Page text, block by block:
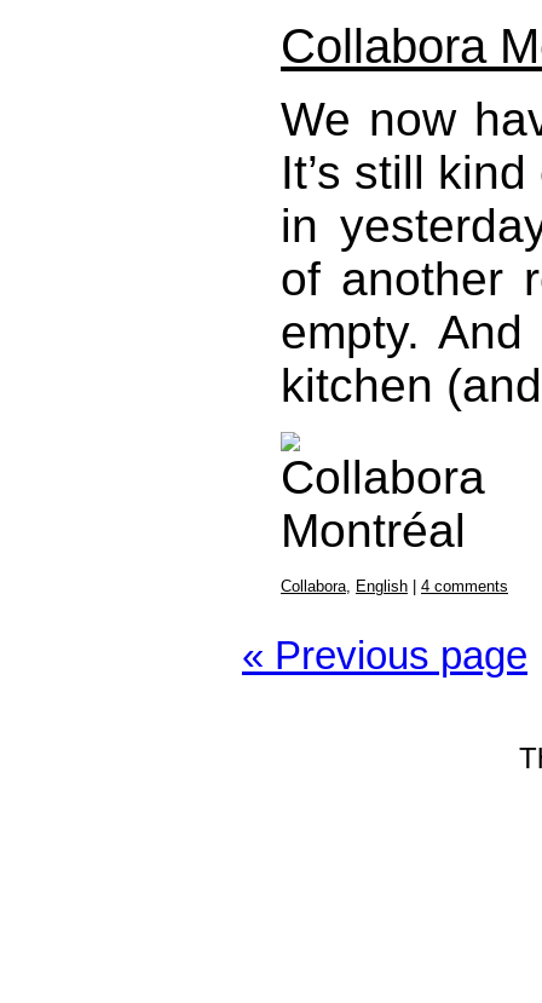
Collabora
We now
It’s still
in
of another
empty.
kitchen
Collabora English 4 comments
« Previous page